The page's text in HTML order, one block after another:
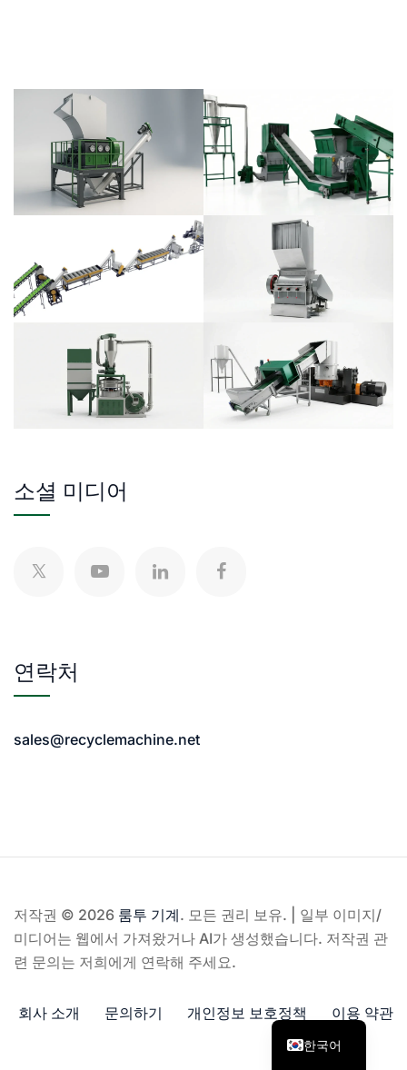
소셜 미디어
연락처
sales@recyclemachine.net
저작권 © 2026 룸투 기계. 모든 권리 보유. | 일부 이미지/
미디어는 웹에서 가져왔거나 AI가 생성했습니다. 저작권 관
련 문의는 저희에게 연락해 주세요.
회사 소개 문의하기 개인정보 보호정책 이용 약관
한국어